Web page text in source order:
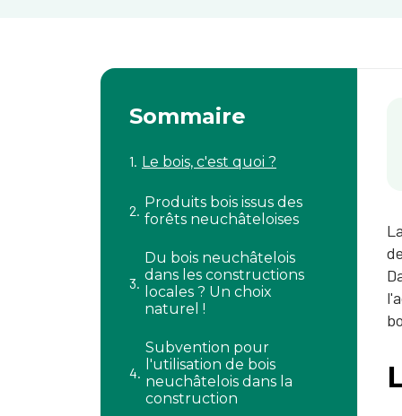
Sommaire
Le bois, c'est quoi ?
Produits bois issus des
forêts neuchâteloises
Du bois neuchâtelois
dans les constructions
locales ? Un choix
naturel !
Subvention pour
l'utilisation de bois
neuchâtelois dans la
construction